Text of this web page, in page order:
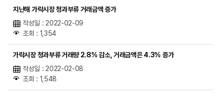
지난해 가락시장 청과부류 거래금액 증가
작성일 : 2022-02-09
조회 : 1,354
가락시장 청과부류 거래량 2.8% 감소, 거래금액은 4.3% 증가
작성일 : 2022-02-08
조회 : 1,548